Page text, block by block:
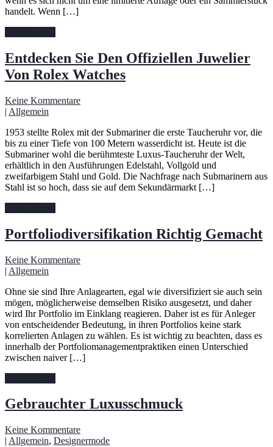
handelt. Wenn […]
Entdecken Sie Den Offiziellen Juwelier
Von Rolex Watches
Keine Kommentare
| Allgemein
1953 stellte Rolex mit der Submariner die erste Taucheruhr vor, die
bis zu einer Tiefe von 100 Metern wasserdicht ist. Heute ist die
Submariner wohl die berühmteste Luxus-Taucheruhr der Welt,
erhältlich in den Ausführungen Edelstahl, Vollgold und
zweifarbigem Stahl und Gold. Die Nachfrage nach Submarinern aus
Stahl ist so hoch, dass sie auf dem Sekundärmarkt […]
Portfoliodiversifikation Richtig Gemacht
Keine Kommentare
| Allgemein
Ohne sie sind Ihre Anlagearten, egal wie diversifiziert sie auch sein
mögen, möglicherweise demselben Risiko ausgesetzt, und daher
wird Ihr Portfolio im Einklang reagieren. Daher ist es für Anleger
von entscheidender Bedeutung, in ihren Portfolios keine stark
korrelierten Anlagen zu wählen. Es ist wichtig zu beachten, dass es
innerhalb der Portfoliomanagementpraktiken einen Unterschied
zwischen naiver […]
Gebrauchter Luxusschmuck
Keine Kommentare
| Allgemein, Designermode